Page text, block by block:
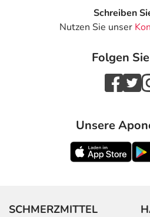
Schreiben
Nutzen Sie unser
Folgen
Unsere
SCHMERZMITTEL